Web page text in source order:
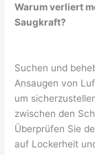
Warum verliert
Saugkraft?
Suchen und
Ansaugen von
um
zwischen den
Überprüfen Sie
auf Lockerheit